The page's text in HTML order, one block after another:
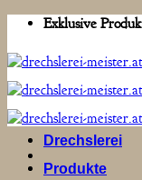
Zum
springen
Exklusive
Drechslerei
Produkte